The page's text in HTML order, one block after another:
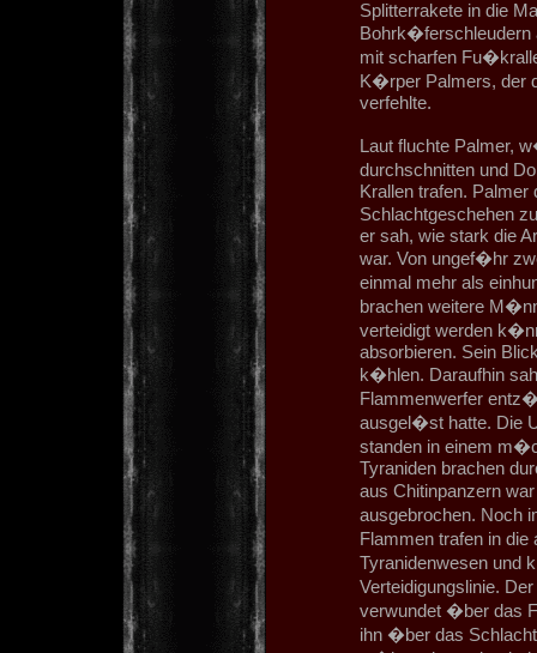
Splitterrakete in die
Bohrk�ferschleudern
mit scharfen
K�rper Palmers, der
verfehlte.
Laut fluchte Palmer,
durchschnitten und
Krallen trafen. Palmer
Schlachtgeschehen
er sah, wie stark die
war. Von ungef�hr
einmal mehr als
brachen weitere
verteidigt werden
absorbieren. Sein
k�hlen. Daraufhin
Flammenwerfer
ausgel�st hatte. Die
standen in einem
Tyraniden brachen
aus Chitinpanzern
ausgebrochen. Noch
Flammen trafen in
Tyranidenwesen und
Verteidigungslinie.
verwundet �ber das
ihn �ber das